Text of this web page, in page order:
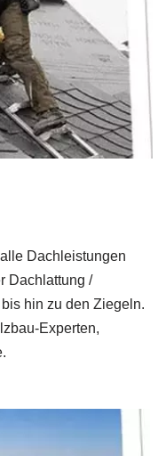
Dachleistungen
Dachlattung /
hin zu den Ziegeln.
Experten,